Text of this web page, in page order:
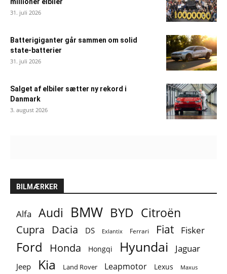
31. juli 2026
Batterigiganter går sammen om solid
state-batterier
31. juli 2026
Salget af elbiler sætter ny rekord i
Danmark
3. august 2026
BILMÆRKER
Alfa Audi BMW BYD Citroën
Cupra Dacia DS Exlantix Ferrari Fiat Fisker
Ford Honda Hongqi Hyundai Jaguar
Jeep Kia Land Rover Leapmotor Lexus Maxus